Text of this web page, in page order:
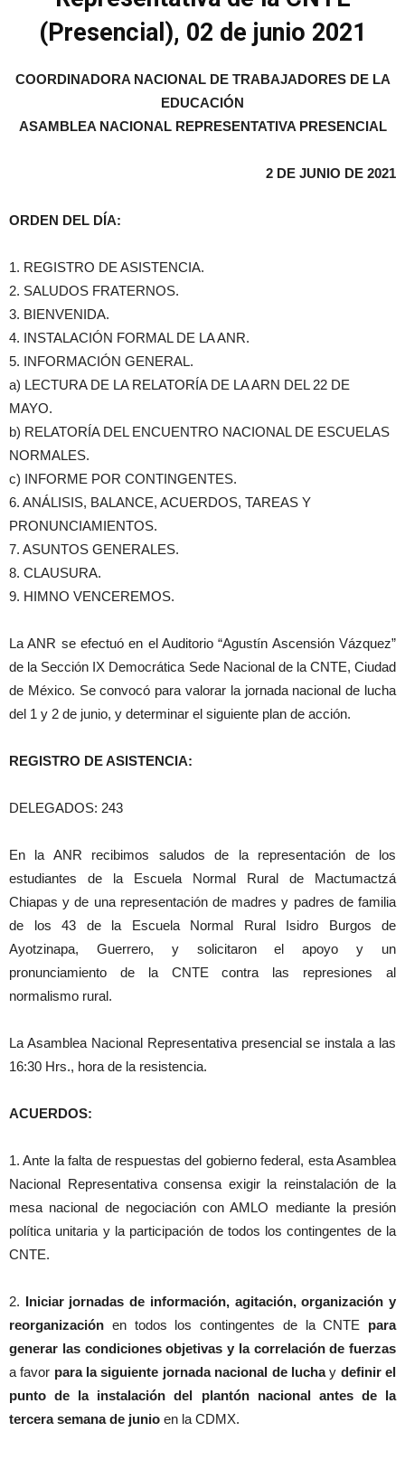
(Presencial), 02 de junio 2021
COORDINADORA NACIONAL DE TRABAJADORES DE LA
EDUCACIÓN
ASAMBLEA NACIONAL REPRESENTATIVA PRESENCIAL
2 DE JUNIO DE 2021
ORDEN DEL DÍA:
1. REGISTRO DE ASISTENCIA.
2. SALUDOS FRATERNOS.
3. BIENVENIDA.
4. INSTALACIÓN FORMAL DE LA ANR.
5. INFORMACIÓN GENERAL.
a) LECTURA DE LA RELATORÍA DE LA ARN DEL 22 DE
MAYO.
b) RELATORÍA DEL ENCUENTRO NACIONAL DE ESCUELAS
NORMALES.
c) INFORME POR CONTINGENTES.
6. ANÁLISIS, BALANCE, ACUERDOS, TAREAS Y
PRONUNCIAMIENTOS.
7. ASUNTOS GENERALES.
8. CLAUSURA.
9. HIMNO VENCEREMOS.
La ANR se efectuó en el Auditorio “Agustín Ascensión Vázquez”
de la Sección IX Democrática Sede Nacional de la CNTE, Ciudad
de México. Se convocó para valorar la jornada nacional de lucha
del 1 y 2 de junio, y determinar el siguiente plan de acción.
REGISTRO DE ASISTENCIA:
DELEGADOS: 243
En la ANR recibimos saludos de la representación de los
estudiantes de la Escuela Normal Rural de Mactumactzá
Chiapas y de una representación de madres y padres de familia
de los 43 de la Escuela Normal Rural Isidro Burgos de
Ayotzinapa, Guerrero, y solicitaron el apoyo y un
pronunciamiento de la CNTE contra las represiones al
normalismo rural.
La Asamblea Nacional Representativa presencial se instala a las
16:30 Hrs., hora de la resistencia.
ACUERDOS:
1. Ante la falta de respuestas del gobierno federal, esta Asamblea
Nacional Representativa consensa exigir la reinstalación de la
mesa nacional de negociación con AMLO mediante la presión
política unitaria y la participación de todos los contingentes de la
CNTE.
2. Iniciar jornadas de información, agitación, organización y
reorganización en todos los contingentes de la CNTE para
generar las condiciones objetivas y la correlación de fuerzas
a favor para la siguiente jornada nacional de luchay definir el
punto de la instalación del plantón nacional antes de la
tercera semana de junio en la CDMX.